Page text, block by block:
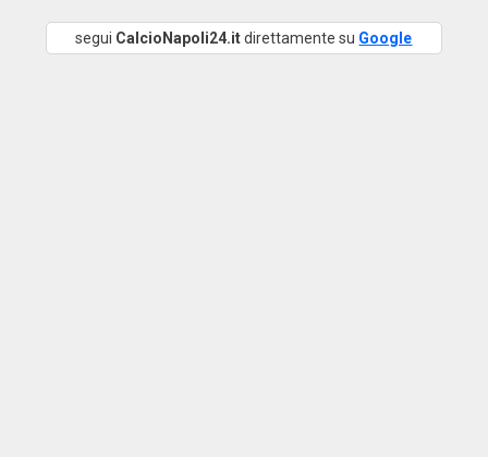
segui CalcioNapoli24.itdirettamente su Google